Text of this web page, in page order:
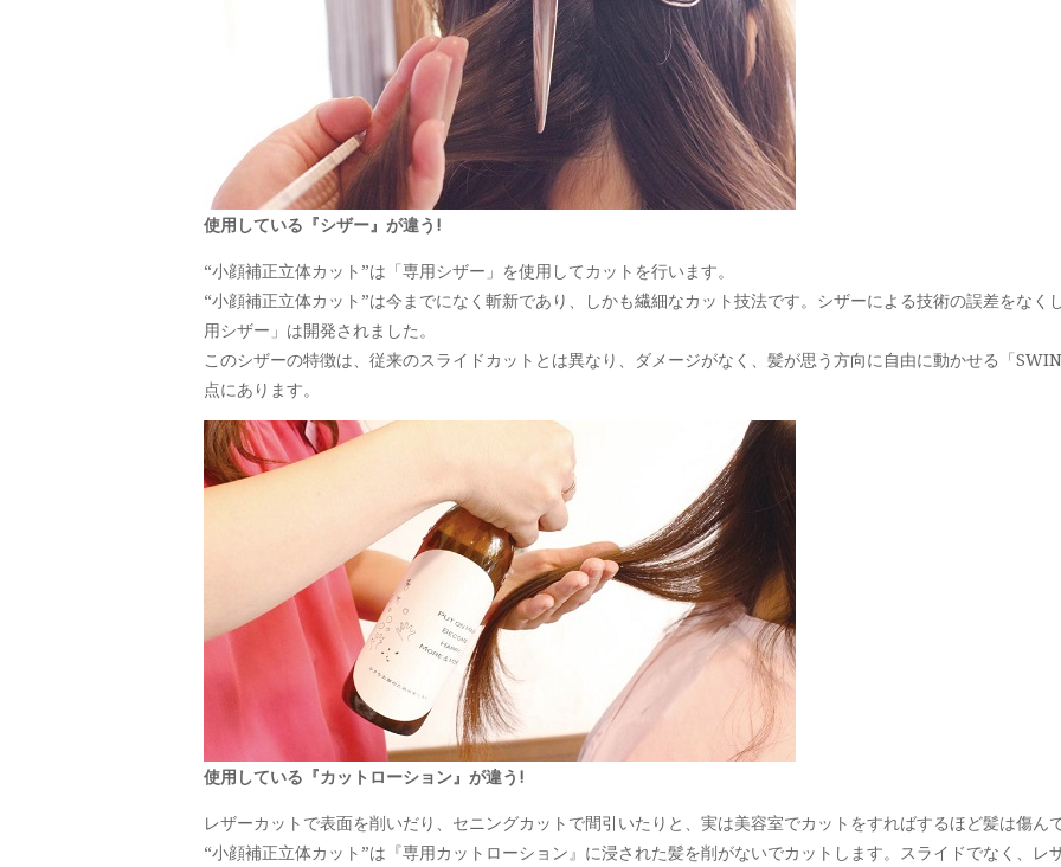
使用している『シザー』が違う!
“小顔補正立体カット”は「専用シザー」を使用してカットを行います。
“小顔補正立体カット”は今までになく斬新であり、しかも繊細なカット技法です。シザーによる技術の誤差をな
用シザー」は開発されました。
このシザーの特徴は、従来のスライドカットとは異なり、ダメージがなく、髪が思う方向に自由に動かせる「
点にあります。
使用している『カットローション』が違う!
レザーカットで表面を削いだり、セニングカットで間引いたりと、実は美容室でカットをすればするほど髪は傷ん
“小顔補正立体カット”は『専用カットローション』に浸された髪を削がないでカットします。スライドでなく、レ